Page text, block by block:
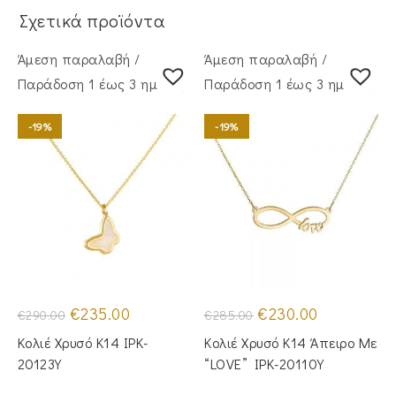
Σχετικά προϊόντα
Άμεση παραλαβή /
Παράδoση 1 έως 3 ημέρες
-19%
€290.00 Original
price
was:
€290.00.
€235.00
τιμή
είναι:
Κολιέ Χρυσό Κ14 IPK-
20123Y
Άμεση παραλαβή /
Παράδoση 1 έως 3 ημέρες
-19%
€285.00 Original
price
was:
€285.00.
€230.00
είναι:
€230.00.
Κολιέ Χρυσό Κ14 Άπειρο Με
“LOVE” IPK-20110Y